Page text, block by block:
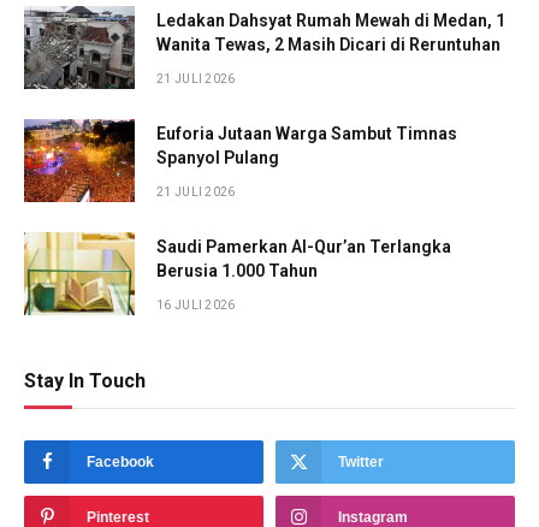
Ledakan Dahsyat Rumah Mewah di Medan, 1
Wanita Tewas, 2 Masih Dicari di Reruntuhan
21 JULI 2026
Euforia Jutaan Warga Sambut Timnas
Spanyol Pulang
21 JULI 2026
Saudi Pamerkan Al-Qur’an Terlangka
Berusia 1.000 Tahun
16 JULI 2026
Stay In Touch
Facebook Twitter
Pinterest Instagram